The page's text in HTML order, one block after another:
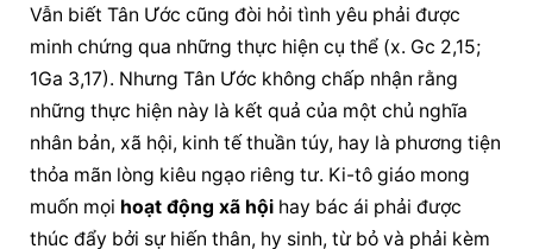
Vẫn biết Tân Ước cũng đòi hỏi tình yêu phải được
minh chứng qua những thực hiện cụ thể (x. Gc 2,15;
1Ga 3,17). Nhưng Tân Ước không chấp nhận rằng
những thực hiện này là kết quả của một chủ nghĩa
nhân bản, xã hội, kinh tế thuần túy, hay là phương tiện
thỏa mãn lòng kiêu ngạo riêng tư. Ki-tô giáo mong
muốn mọi hoạt động xã hội hay bác ái phải được
thúc đẩy bởi sự hiến thân, hy sinh, từ bỏ và phải kèm